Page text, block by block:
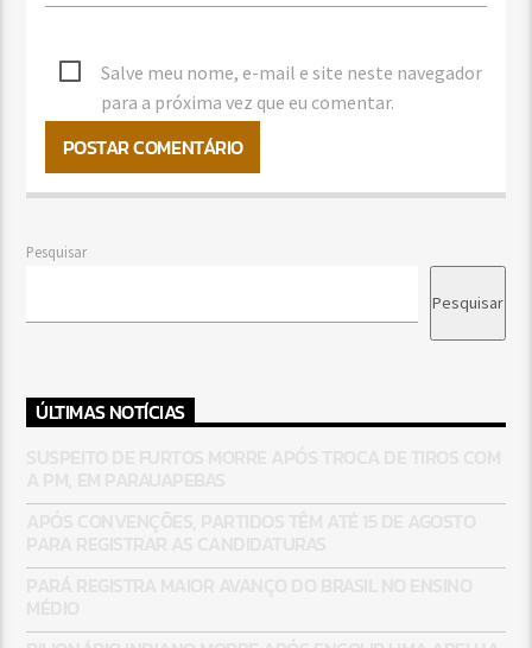
Salve meu nome, e-mail e site neste navegador
para a próxima vez que eu comentar.
Pesquisar
Pesquisar
ÚLTIMAS NOTÍCIAS